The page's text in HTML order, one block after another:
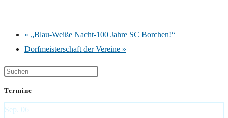
« „Blau-Weiße Nacht-100 Jahre SC Borchen!“
Dorfmeisterschaft der Vereine »
Termine
Sep. 06